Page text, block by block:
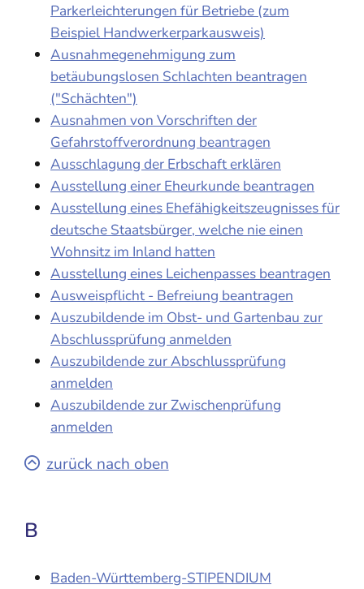
Parkerleichterungen für Betriebe (zum
Beispiel Handwerkerparkausweis)
Ausnahmegenehmigung zum
betäubungslosen Schlachten beantragen
("Schächten")
Ausnahmen von Vorschriften der
Gefahrstoffverordnung beantragen
Ausschlagung der Erbschaft erklären
Ausstellung einer Eheurkunde beantragen
Ausstellung eines Ehefähigkeitszeugnisses für
deutsche Staatsbürger, welche nie einen
Wohnsitz im Inland hatten
Ausstellung eines Leichenpasses beantragen
Ausweispflicht - Befreiung beantragen
Auszubildende im Obst- und Gartenbau zur
Abschlussprüfung anmelden
Auszubildende zur Abschlussprüfung
anmelden
Auszubildende zur Zwischenprüfung
anmelden
zurück nach oben
B
Baden-Württemberg-STIPENDIUM